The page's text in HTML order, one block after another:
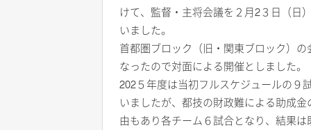
けて、監督・主将会議を２月2３日（日
いました。
首都圏ブロック（旧・関東ブロック）の
なったので対面による開催としました。
202５年度は当初フルスケジュールの９
いましたが、都技の財政難による助成金
由もあり各チーム６試合となり、結果は